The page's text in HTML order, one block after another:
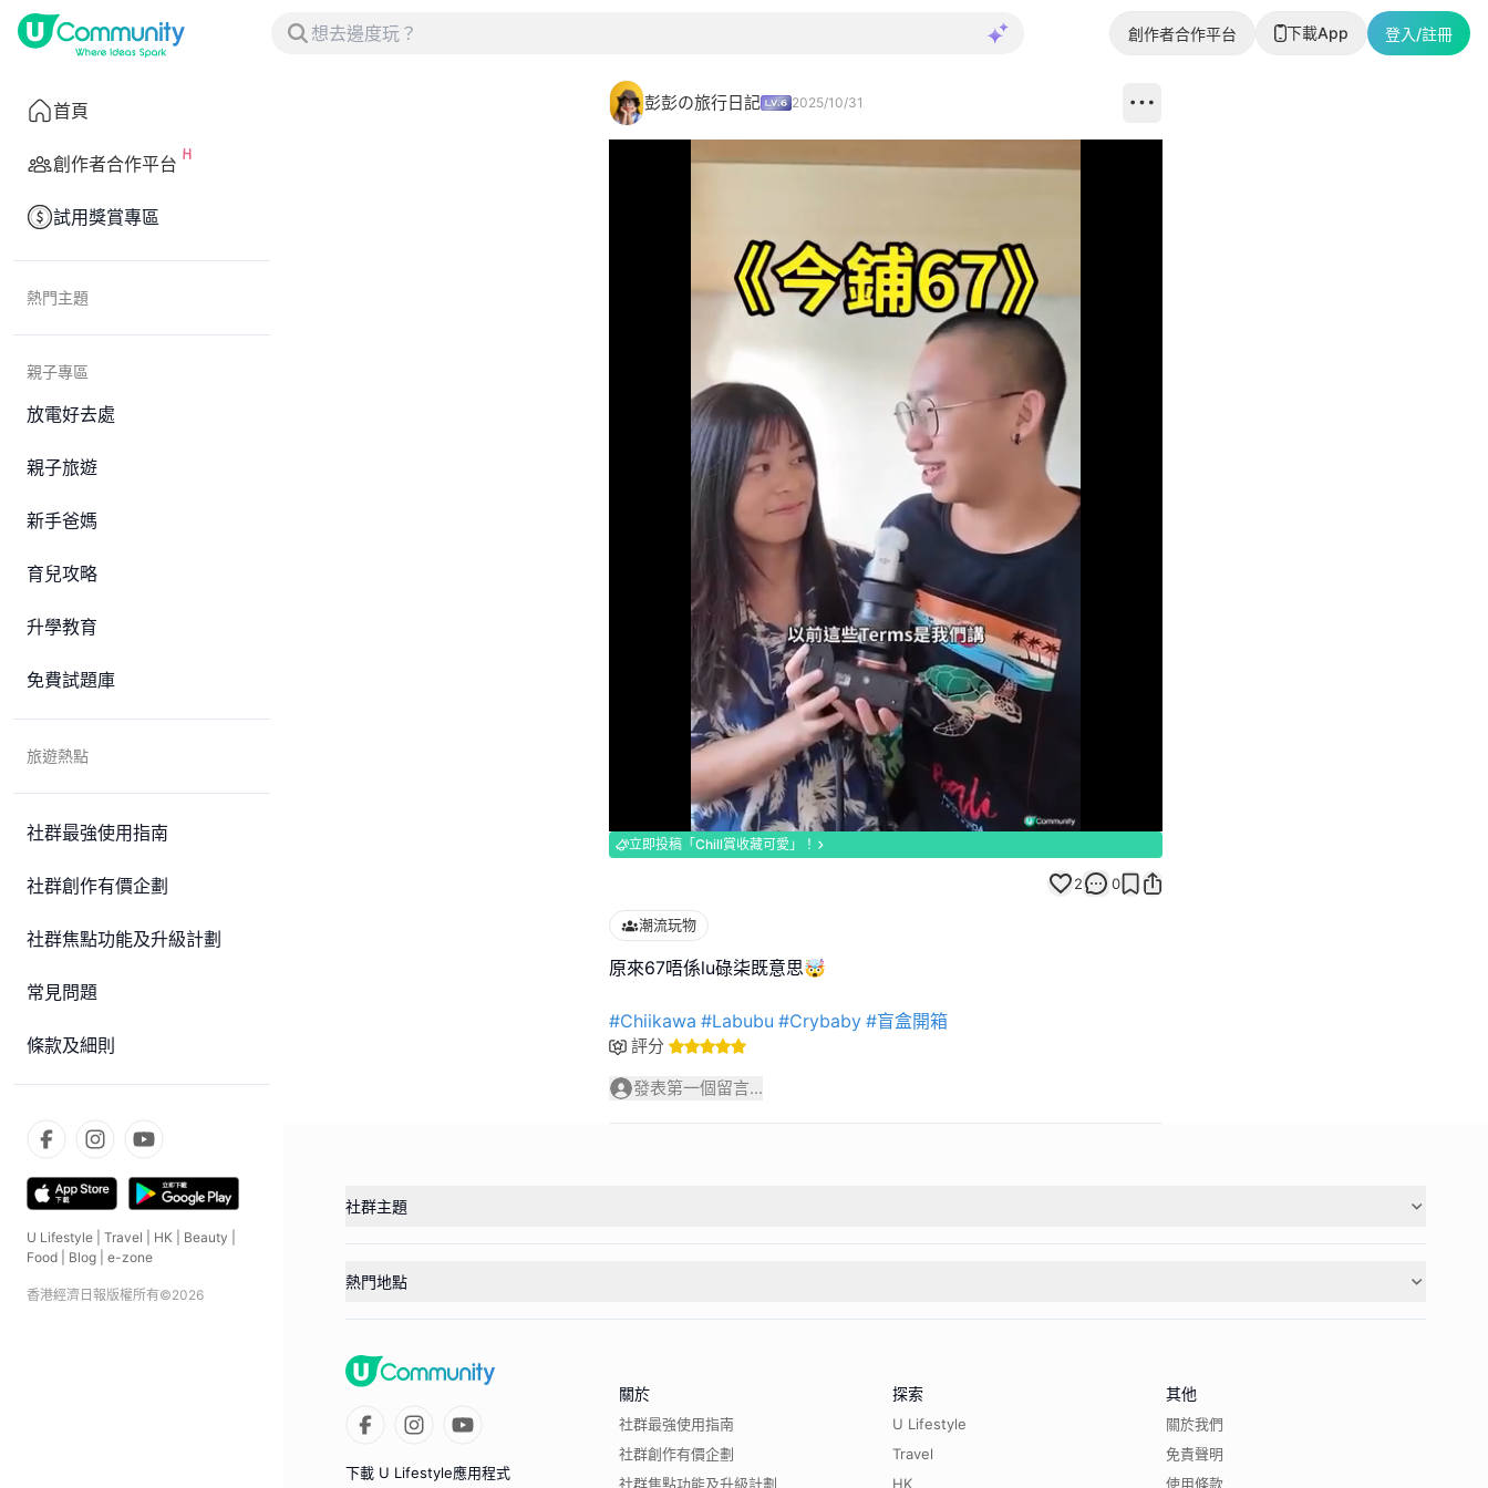
創作者合作平台 下載App 登入/註冊
首頁
創作者合作平台
試用獎賞專區
熱門主題
親子專區
放電好去處
親子旅遊
新手爸媽
育兒攻略
升學教育
免費試題庫
旅遊熱點
社群最強使用指南
社群創作有價企劃
社群焦點功能及升級計劃
常見問題
條款及細則
U Lifestyle Travel HK Beauty
Food
Blog e-zone
香港經濟日報版權所有©2026
彭彭の旅行日記 2025/10/31
Loaded
:
100.00%
立即投稿「Chill賞收藏可愛」！
2 0
潮流玩物
原來67唔係lu碌柒既意思🤯
#Chiikawa #Labubu #Crybaby #盲盒開箱
評分
發表第一個留言...
社群主題
熱門地點
下載 U Lifestyle應用程式
關於
社群最強使用指南
社群創作有價企劃
社群焦點功能及升級計劃
探索
U Lifestyle
Travel
HK
其他
關於我們
免責聲明
使用條款